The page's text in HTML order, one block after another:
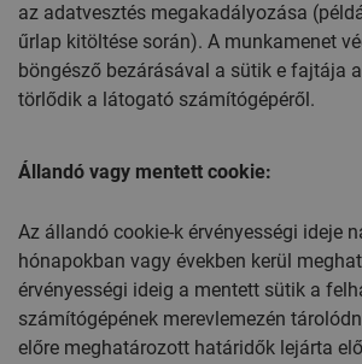
az adatvesztés megakadályozása
űrlap kitöltése során). A munkamenet
böngésző bezárásával a sütik e fajtája
törlődik a látogató számítógépéről.
Állandó vagy mentett cookie:
Az állandó cookie-k érvényességi ideje
hónapokban vagy években kerül
érvényességi ideig a mentett sütik a
számítógépének merevlemezén
előre meghatározott határidők lejárta